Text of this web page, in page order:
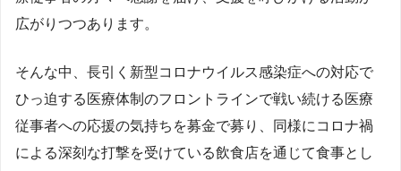
広がりつつあります。
そんな中、長引く新型コロナウイルス感染症への対応で
ひっ迫する医療体制のフロントラインで戦い続ける医療
従事者への応援の気持ちを募金で募り、同様にコロナ禍
による深刻な打撃を受けている飲食店を通じて食事とし